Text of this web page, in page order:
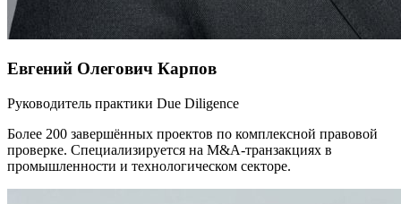
Евгений Олегович Карпов
Руководитель практики Due Diligence
Более 200 завершённых проектов по комплексной правовой
проверке. Специализируется на M&A-транзакциях в
промышленности и технологическом секторе.